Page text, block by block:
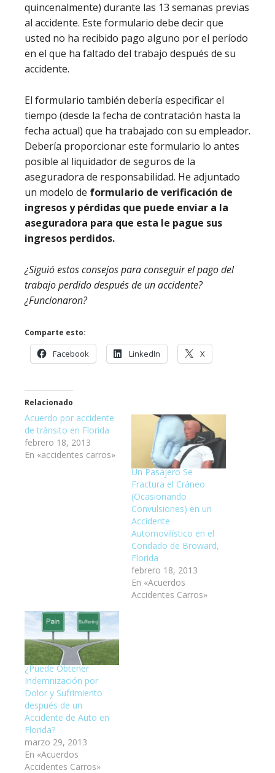
quincenalmente) durante las 13 semanas previas
al accidente. Este formulario debe decir que
usted no ha recibido pago alguno por el período
en el que ha faltado del trabajo después de su
accidente.
El formulario también debería especificar el
tiempo (desde la fecha de contratación hasta la
fecha actual) que ha trabajado con su empleador.
Debería proporcionar este formulario lo antes
posible al liquidador de seguros de la
aseguradora de responsabilidad. He adjuntado
un modelo de formulario de verificación de
ingresos y pérdidas que puede enviar a la
aseguradora para que esta le pague sus
ingresos perdidos.
¿Siguió estos consejos para conseguir el pago del
trabajo perdido después de un accidente?
¿Funcionaron?
Comparte esto:
Facebook LinkedIn X
Relacionado
Acuerdo por accidente
de tránsito en Florida
febrero 18, 2013
En «accidentes carros»
Un Pasajero Se
Fractura el Cráneo
(Ocasionando
Convulsiones) en un
Accidente
Automovilístico en el
Condado de Broward,
Florida
febrero 18, 2013
En «Acuerdos
Accidentes Carros»
¿Puede Obtener
Indemnización por
Dolor y Sufrimiento
después de un
Accidente de Auto en
Florida?
marzo 29, 2013
En «Acuerdos
Accidentes Carros»